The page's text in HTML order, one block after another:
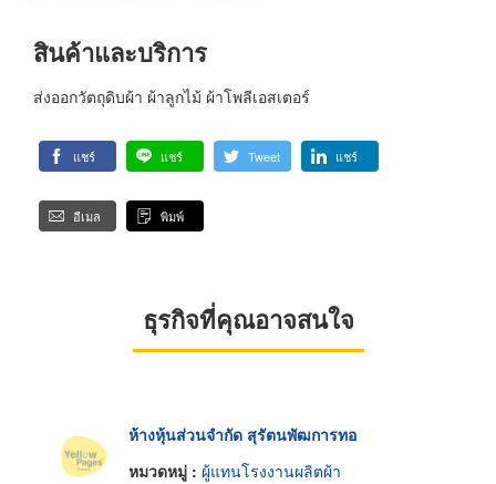
สินค้าและบริการ
ส่งออกวัตถุดิบผ้า ผ้าลูกไม้ ผ้าโพลีเอสเตอร์
แชร์ แชร์ Tweet แชร์
อีเมล พิมพ์
ธุรกิจที่คุณอาจสนใจ
ห้างหุ้นส่วนจำกัด สุรัตนพัฒการทอ
หมวดหมู่ : ผู้แทนโรงงานผลิตผ้า